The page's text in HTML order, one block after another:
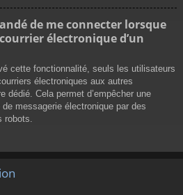
de me connecter lorsque
électronique d’un
cette fonctionnalité, seuls les utilisateurs
électroniques aux autres
dédié. Cela permet d’empêcher une
messagerie électronique par des